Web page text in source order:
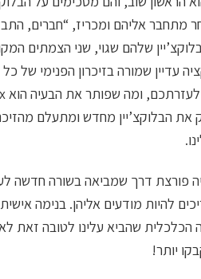
מתחבר אליהם ומכריז, “חברים,
שלהם שגוי, שני הצמתים
עדיין שמורה בזיכרון הפנימי
את הבלוקצ’יין מחדש ומתעלם
פורצת דרך שמביאה בשורה חדשה
להיות מודעים אליהן. בנימה
הכלכלית שהביא עלינו לטובה זאת
יותר!